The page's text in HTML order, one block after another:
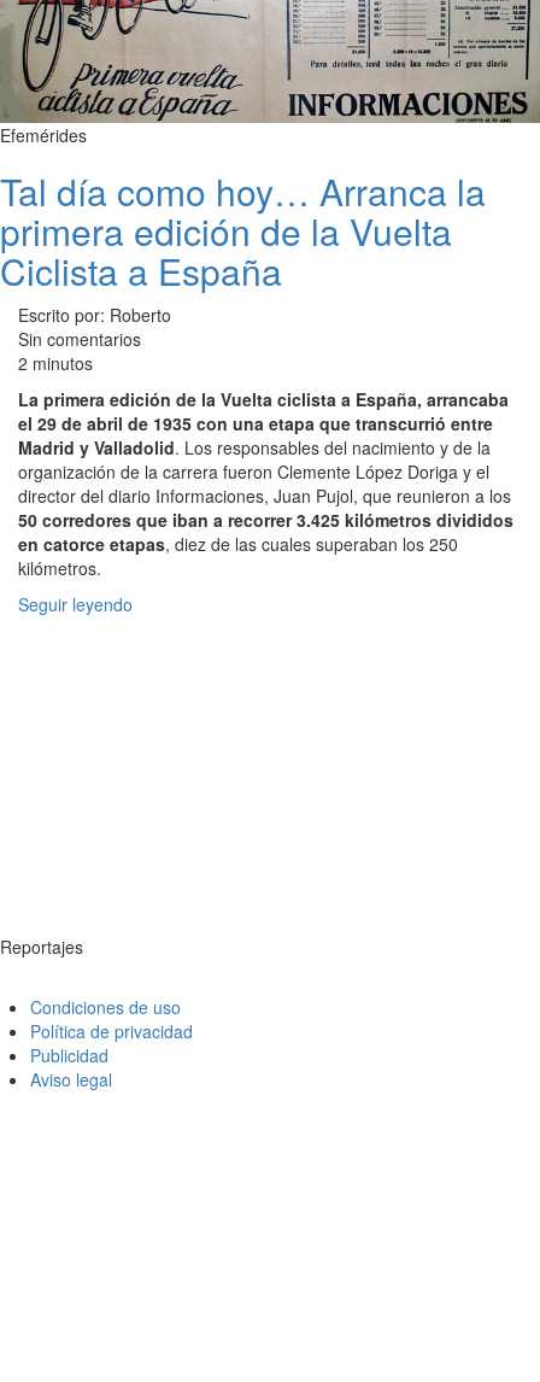
Efemérides
Tal día como hoy… Arranca la
primera edición de la Vuelta
Ciclista a España
Escrito por: Roberto
Sin comentarios
2 minutos
La primera edición de la Vuelta ciclista a España, arrancaba
el 29 de abril de 1935 con una etapa que transcurrió entre
Madrid y Valladolid. Los responsables del nacimiento y de la
organización de la carrera fueron Clemente López Doriga y el
director del diario Informaciones, Juan Pujol, que reunieron a los
50 corredores que iban a recorrer 3.425 kilómetros divididos
en catorce etapas, diez de las cuales superaban los 250
kilómetros.
Seguir leyendo
Reportajes
Condiciones de uso
Política de privacidad
Publicidad
Aviso legal